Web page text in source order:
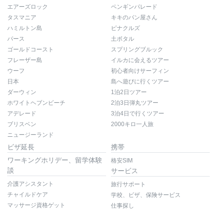
エアーズロック
タスマニア
ハミルトン島
パース
ゴールドコースト
フレーザー島
ウーフ
日本
ダーウィン
ホワイトヘブンビーチ
アデレード
ブリスベン
ニュージーランド
ペンギンパレード
キキのパン屋さん
ピナクルズ
土ボタル
スプリングブルック
イルカに会えるツアー
初心者向けサーフィン
島へ遊びに行くツアー
1泊2日ツアー
2泊3日弾丸ツアー
3泊4日で行くツアー
2000キロ一人旅
ビザ延長
ワーキングホリデー、留学体験
談
介護アシスタント
チャイルドケア
マッサージ資格ゲット
携帯
格安SIM
サービス
旅行サポート
学校、ビザ、保険サービス
仕事探し